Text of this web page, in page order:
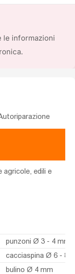
le informazioni
agricole, edili e
punzoni Ø 3 - 4 mm
cacciaspina Ø 6 - 8
bulino Ø 4 mm